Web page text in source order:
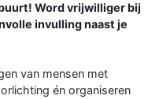
Word vrijwilliger bij
invulling naast je
van mensen met
én organiseren